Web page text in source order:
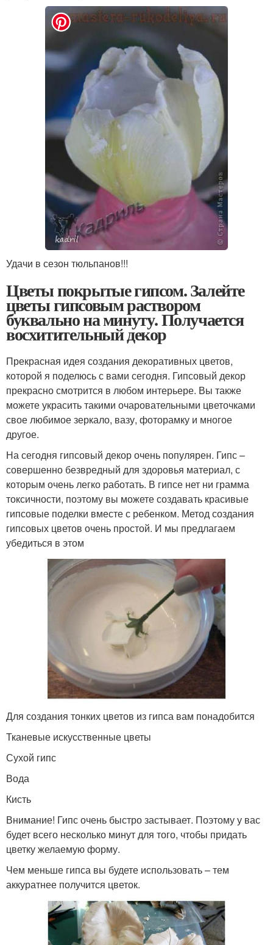
Удачи в сезон тюльпанов!!!
Цветы покрытые гипсом. Залейте
цветы гипсовым раствором
буквально на минуту. Получается
восхитительный декор
Прекрасная идея создания декоративных цветов,
которой я поделюсь с вами сегодня. Гипсовый декор
прекрасно смотрится в любом интерьере. Вы также
можете украсить такими очаровательными цветочками
свое любимое зеркало, вазу, фоторамку и многое
другое.
На сегодня гипсовый декор очень популярен. Гипс –
совершенно безвредный для здоровья материал, с
которым очень легко работать. В гипсе нет ни грамма
токсичности, поэтому вы можете создавать красивые
гипсовые поделки вместе с ребенком. Метод создания
гипсовых цветов очень простой. И мы предлагаем
убедиться в этом
Для создания тонких цветов из гипса вам понадобится
Тканевые искусственные цветы
Сухой гипс
Вода
Кисть
Внимание! Гипс очень быстро застывает. Поэтому у вас
будет всего несколько минут для того, чтобы придать
цветку желаемую форму.
Чем меньше гипса вы будете использовать – тем
аккуратнее получится цветок.